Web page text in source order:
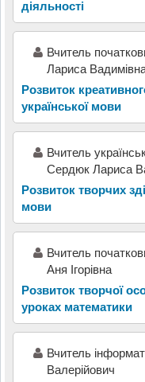
діяльності
Вчитель
Лариса
Розвиток
української мови
Вчитель
Сердюк Лариса
Розвиток творчих
мови
Вчитель
Аня Ігорівна
Розвиток творчої
уроках математики
Вчитель
Валерійович